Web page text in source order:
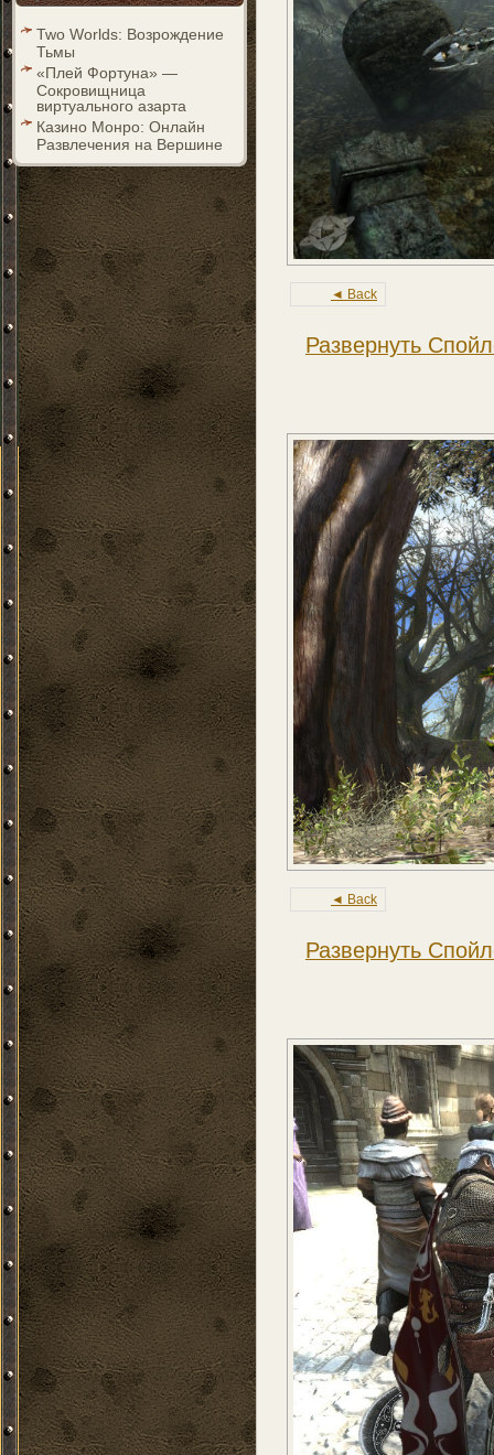
Two Worlds: Возрождение
Тьмы
«Плей Фортуна» —
Сокровищница
виртуального азарта
Казино Монро: Онлайн
Развлечения на Вершине
◄ Back
Развернуть
◄ Back
Развернуть